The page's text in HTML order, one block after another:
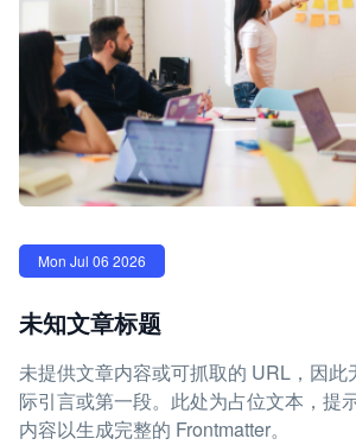
Mon Jul 06 2026
未知文章标题
未提供文章内容或可抓取的 URL，因此
际引言或第一段。此处为占位文本，提
内容以生成完整的 Frontmatter。